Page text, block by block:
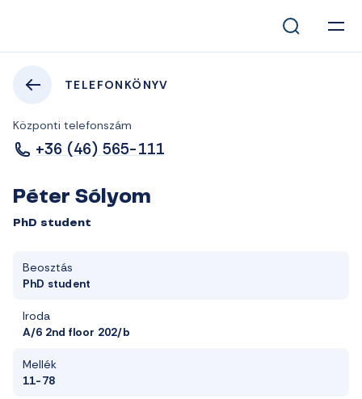
TELEFONKÖNYV
Központi telefonszám
+36 (46) 565-111
Péter Sólyom
PhD student
Beosztás
PhD student
Iroda
A/6 2nd floor 202/b
Mellék
11-78